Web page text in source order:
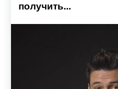
получить...